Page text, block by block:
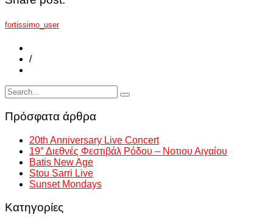
fortissimo_user
/
Πρόσφατα άρθρα
20th Anniversary Live Concert
19° Διεθνές Φεστιβάλ Ρόδου – Νοτιου Αιγαίου
Batis New Age
Stou Sarri Live
Sunset Mondays
Kατηγορίες